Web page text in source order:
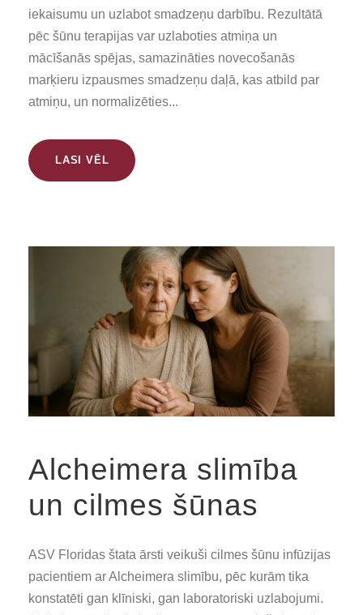
iekaisumu un uzlabot smadzeņu darbību. Rezultātā
pēc šūnu terapijas var uzlaboties atmiņa un
mācīšanās spējas, samazināties novecošanās
marķieru izpausmes smadzeņu daļā, kas atbild par
atmiņu, un normalizēties...
LASI VĒL
Alcheimera slimība
un cilmes šūnas
ASV Floridas štata ārsti veikuši cilmes šūnu infūzijas
pacientiem ar Alcheimera slimību, pēc kurām tika
konstatēti gan klīniski, gan laboratoriski uzlabojumi.